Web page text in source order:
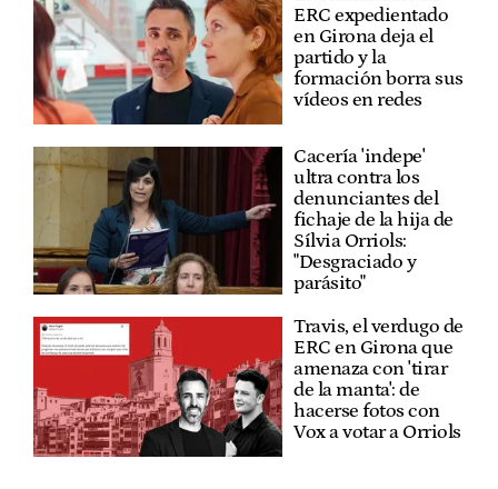
ERC expedientado
en Girona deja el
partido y la
formación borra sus
vídeos en redes
Cacería 'indepe'
ultra contra los
denunciantes del
fichaje de la hija de
Sílvia Orriols:
"Desgraciado y
parásito"
Travis, el verdugo de
ERC en Girona que
amenaza con 'tirar
de la manta': de
hacerse fotos con
Vox a votar a Orriols